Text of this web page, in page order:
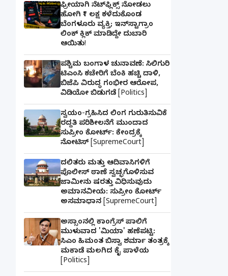
ಫ್ರೀಯಾಗಿ ನೆಟ್‌ಫ್ಲಿಕ್ಸ್ ನೋಡಲು
ಹೋಗಿ ₹1 ಲಕ್ಷ ಕಳೆದುಕೊಂಡ
ಬೆಂಗಳೂರು ವ್ಯಕ್ತಿ; ಇನ್‌ಸ್ಟಾಗ್ರಾಂ
ಲಿಂಕ್ ಕ್ಲಿಕ್ ಮಾಡಿದ್ದೇ ದುಬಾರಿ
ಆಯಿತು!
ಪಶ್ಚಿಮ ಬಂಗಾಳ ಚುನಾವಣೆ: ಸಿಲಿಗುರಿ
ಟಿಎಂಸಿ ಕಚೇರಿಗೆ ಬೆಂಕಿ ಹಚ್ಚಿ ದಾಳಿ,
ಬಿಜೆಪಿ ವಿರುದ್ಧ ಗಂಭೀರ ಆರೋಪ,
ವಿಡಿಯೋ ಬಿಡುಗಡೆ [Politics]
ಸ್ವಯಂ-ಗ್ರಹಿಸಿದ ಲಿಂಗ ಗುರುತಿಸುವಿಕೆ
ರದ್ದತಿ ಪರಿಶೀಲನೆಗೆ ಮುಂದಾದ
ಸುಪ್ರೀಂ ಕೋರ್ಟ್: ಕೇಂದ್ರಕ್ಕೆ
ನೋಟಿಸ್ [SupremeCourt]
ದಲಿತರು ಮತ್ತು ಆದಿವಾಸಿಗಳಿಗೆ
ಪೊಲೀಸ್ ಠಾಣೆ ಸ್ವಚ್ಛಗೊಳಿಸುವ
ಜಾಮೀನು ಷರತ್ತು ವಿಧಿಸುವುದು
ಅಮಾನವೀಯ: ಸುಪ್ರೀಂ ಕೋರ್ಟ್
ಅಸಮಾಧಾನ [SupremeCourt]
ಅಸ್ಸಾಂನಲ್ಲಿ ಕಾಂಗ್ರೆಸ್ ಪಾಲಿಗೆ
ಮುಳುವಾದ 'ಮಿಯಾ' ಹಣೆಪಟ್ಟಿ:
ಸಿಎಂ ಹಿಮಂತ ಬಿಸ್ವಾ ಶರ್ಮಾ ತಂತ್ರಕ್ಕೆ
ಮಕಾಡೆ ಮಲಗಿದ ಕೈ ಪಾಳೆಯ
[Politics]